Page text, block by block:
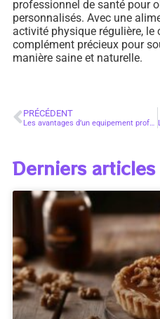
professionnel de santé pour
personnalisés. Avec une
activité physique régulière, le
complément précieux pour
manière saine et naturelle.
PRÉCÉDENT
Les avantages d’un equipement professionnel en patisserie
Derniers articles